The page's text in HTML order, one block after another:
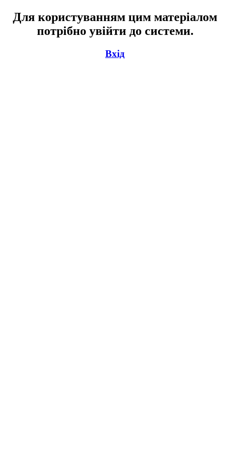
Для користуванням цим матеріалом
потрібно увійти до системи.
Вхід